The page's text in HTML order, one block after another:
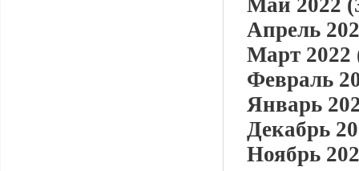
Май 2022
Апрель
Март 2022
Февраль
Январь
Декабрь
Ноябрь